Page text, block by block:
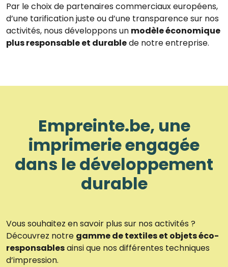
Par le choix de partenaires commerciaux européens,
d’une tarification juste ou d’une transparence sur nos
activités, nous développons un modèle économique
plus responsable et durablede notre entreprise.
Empreinte.be, une
imprimerie engagée
dans le développement
durable
Vous souhaitez en savoir plus sur nos activités ?
Découvrez notre gamme de textiles et objets éco-
responsablesainsi que nos différentes techniques
d’impression.